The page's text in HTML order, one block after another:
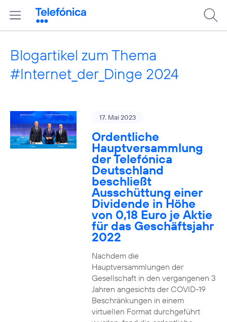
Blogartikel zum Thema
#Internet_der_Dinge 2024
17. Mai 2023
Ordentliche
Hauptversammlung
der Telefónica
Deutschland
beschließt
Ausschüttung einer
Dividende in Höhe
von 0,18 Euro je Aktie
für das Geschäftsjahr
2022
Nachdem die
Hauptversammlungen der
Gesellschaft in den vergangenen 3
Jahren angesichts der COVID-19
Beschränkungen in einem
virtuellen Format durchgeführt